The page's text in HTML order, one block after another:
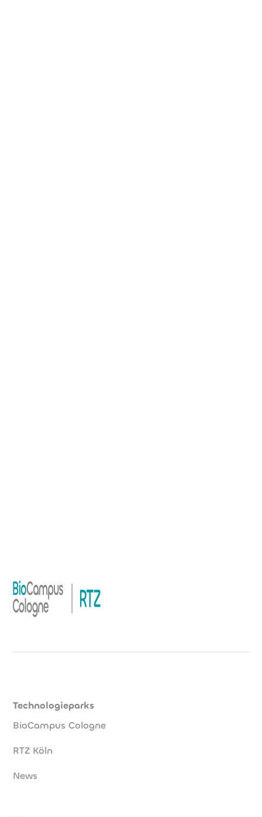
Technologieparks
BioCampus Cologne
RTZ Köln
News